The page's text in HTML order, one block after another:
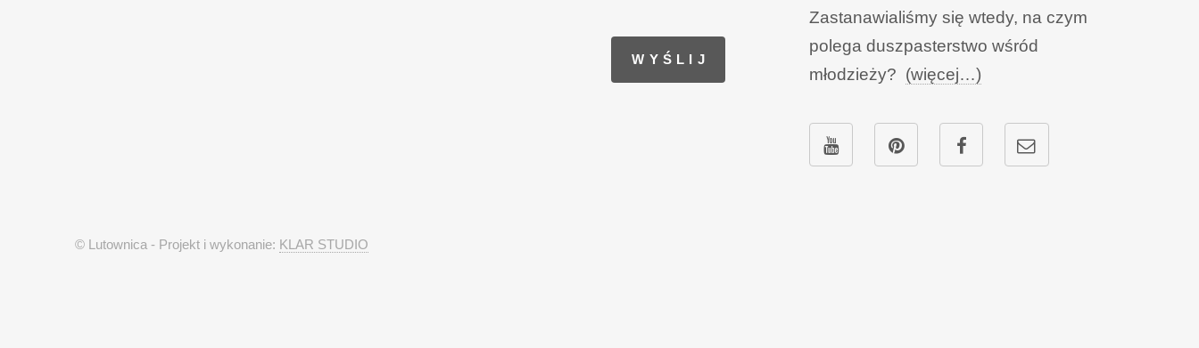
Zastanawialiśmy się wtedy, na czym
polega duszpasterstwo wśród
młodzieży? (więcej…)
© Lutownica - Projekt i wykonanie: KLAR STUDIO